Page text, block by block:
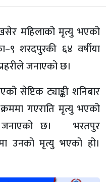
खसेर महिलाको मृत्यु भएको
शरदपुरकी ६४ वर्षीया
जनाएको छ।
सेप्टिक ट्याङ्की शनिबार
गएराति मृत्यु भएको
जनाएको छ। भरतपुर
उनको मृत्यु भएको हो।